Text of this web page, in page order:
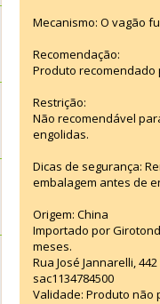
Mecanismo: O vagão
Recomendação:
Produto recomendado
Restrição:
Não recomendável
engolidas.
Dicas de segurança:
embalagem antes de
Origem: China
Importado por
meses.
Rua José Jannarelli,
sac1134784500
Validade: Produto não